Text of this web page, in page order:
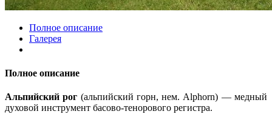
Полное описание
Галерея
Полное описание
Альпийский рог (альпийский горн, нем. Alphorn) — медный
духовой инструмент басово-тенорового регистра.